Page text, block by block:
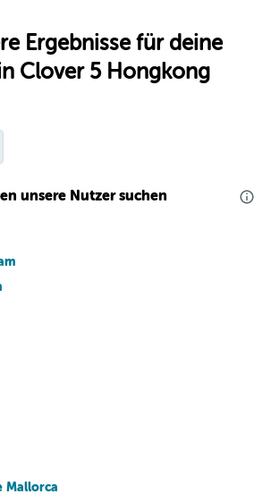
Ergebnisse für deine
Clover 5 Hongkong
unsere Nutzer suchen
Mallorca